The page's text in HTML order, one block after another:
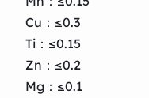
Cu：≤0.3
Ti：≤0.15
Zn：≤0.2
Mg：≤0.1